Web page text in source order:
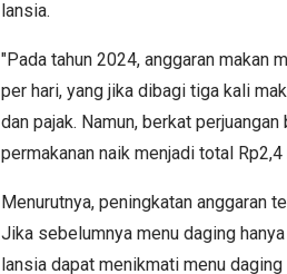
lansia.
"Pada tahun 2024, anggaran makan
per hari, yang jika dibagi tiga kali
dan pajak. Namun, berkat
permakanan naik menjadi total
Menurutnya, peningkatan anggaran
Jika sebelumnya menu daging
lansia dapat menikmati menu